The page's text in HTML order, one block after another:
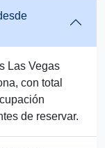
Las Vegas
con total
de reservar.